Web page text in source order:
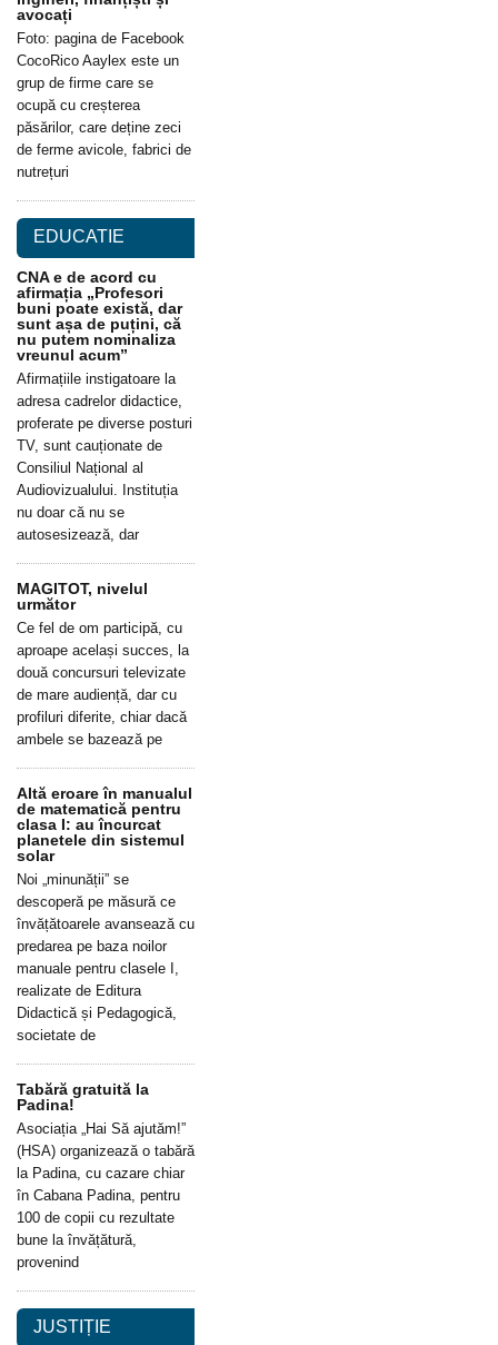
avocați
Foto: pagina de Facebook
CocoRico Aaylex este un
grup de firme care se
ocupă cu creșterea
păsărilor, care deține zeci
de ferme avicole, fabrici de
nutrețuri
EDUCATIE
CNA e de acord cu
afirmația „Profesori
buni poate există, dar
sunt așa de puțini, că
nu putem nominaliza
vreunul acum”
Afirmațiile instigatoare la
adresa cadrelor didactice,
proferate pe diverse posturi
TV, sunt cauționate de
Consiliul Național al
Audiovizualului. Instituția
nu doar că nu se
autosesizează, dar
MAGITOT, nivelul
următor
Ce fel de om participă, cu
aproape același succes, la
două concursuri televizate
de mare audiență, dar cu
profiluri diferite, chiar dacă
ambele se bazează pe
Altă eroare în manualul
de matematică pentru
clasa I: au încurcat
planetele din sistemul
solar
Noi „minunății” se
descoperă pe măsură ce
învățătoarele avansează cu
predarea pe baza noilor
manuale pentru clasele I,
realizate de Editura
Didactică și Pedagogică,
societate de
Tabără gratuită la
Padina!
Asociația „Hai Să ajutăm!”
(HSA) organizează o tabără
la Padina, cu cazare chiar
în Cabana Padina, pentru
100 de copii cu rezultate
bune la învățătură,
provenind
JUSTIȚIE